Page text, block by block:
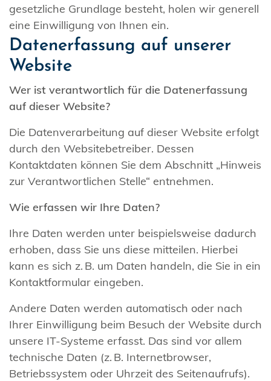
gesetzliche Grundlage besteht, holen wir generell
eine Einwilligung von Ihnen ein.
Datenerfassung auf unserer
Website
Wer ist verantwortlich für die Datenerfassung
auf dieser Website?
Die Datenverarbeitung auf dieser Website erfolgt
durch den Websitebetreiber. Dessen
Kontaktdaten können Sie dem Abschnitt „Hinweis
zur Verantwortlichen Stelle“ entnehmen.
Wie erfassen wir Ihre Daten?
Ihre Daten werden unter beispielsweise dadurch
erhoben, dass Sie uns diese mitteilen. Hierbei
kann es sich z. B. um Daten handeln, die Sie in ein
Kontaktformular eingeben.
Andere Daten werden automatisch oder nach
Ihrer Einwilligung beim Besuch der Website durch
unsere IT-Systeme erfasst. Das sind vor allem
technische Daten (z. B. Internetbrowser,
Betriebssystem oder Uhrzeit des Seitenaufrufs).